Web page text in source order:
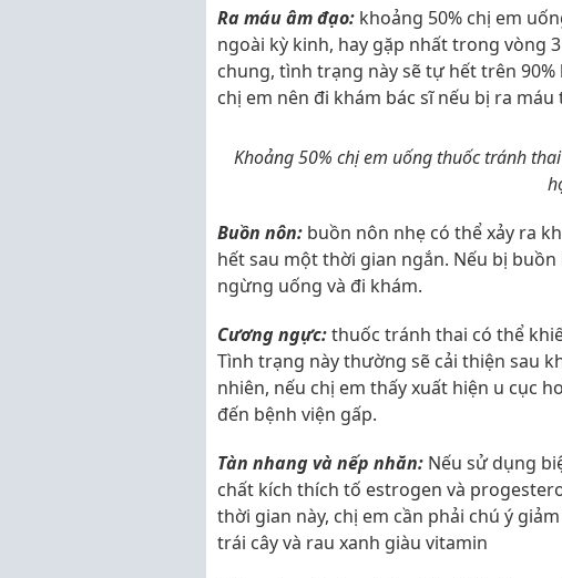
Ra máu âm đạo: khoảng 50% chị em
ngoài kỳ kinh, hay gặp nhất trong vòng
chung, tình trạng này sẽ tự hết trên
chị em nên đi khám bác sĩ nếu bị ra
Khoảng 50% chị em uống thuốc tránh
Buồn nôn: buồn nôn nhẹ có thể xảy ra
hết sau một thời gian ngắn. Nếu bị
ngừng uống và đi khám.
Cương ngực:thuốc tránh thai có thể
Tình trạng này thường sẽ cải thiện sau
nhiên, nếu chị em thấy xuất hiện u cục
đến bệnh viện gấp.
Tàn nhang và nếp nhăn: Nếu sử dụng
chất kích thích tố estrogen và
thời gian này, chị em cần phải chú ý
trái cây và rau xanh giàu vitamin